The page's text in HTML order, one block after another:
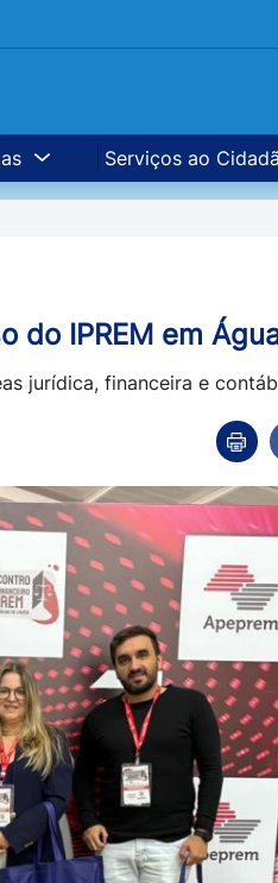
Serviços ao
do IPREM em
jurídica, financeira e